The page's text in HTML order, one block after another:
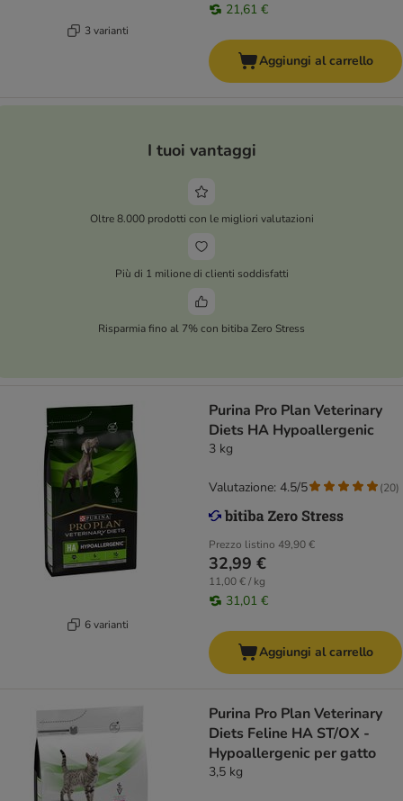
3 varianti
21,61 €
Aggiungi al carrello
I tuoi vantaggi
Oltre 8.000 prodotti con le migliori valutazioni
Più di 1 milione di clienti soddisfatti
Risparmia fino al 7% con bitiba Zero Stress
6 varianti
Purina Pro Plan Veterinary
Diets HA Hypoallergenic
3 kg
Prezzo listino 49,90 €
32,99 €
11,00 € / kg
31,01 €
Valutazione: 4.5/5 (20)
Aggiungi al carrello
Purina Pro Plan Veterinary
Diets Feline HA ST/OX -
Hypoallergenic per gatto
3,5 kg